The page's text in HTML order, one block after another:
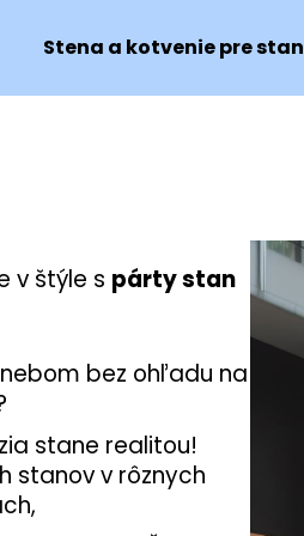
Stena a kotvenie pre stan
v štýle s párty stan
bez ohľadu na
stane realitou!
stanov v rôznych